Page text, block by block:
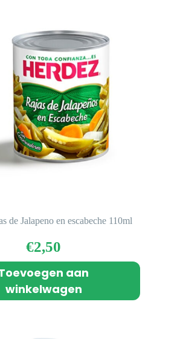
de Jalapeno en escabeche 110ml
€2,50
aan
winkelwagen